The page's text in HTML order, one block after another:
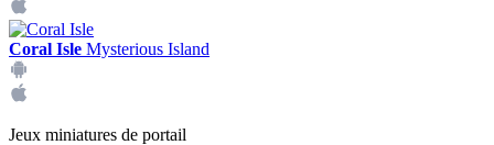
Coral Isle Mysterious Island
Jeux miniatures de portail